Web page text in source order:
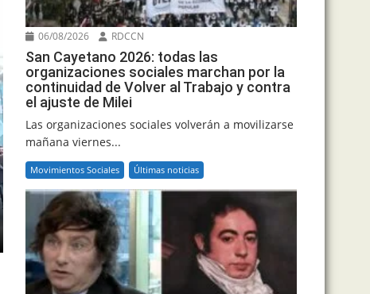
06/08/2026 RDCCN
San Cayetano 2026: todas las
organizaciones sociales marchan por la
continuidad de Volver al Trabajo y contra
el ajuste de Milei
Las organizaciones sociales volverán a movilizarse
mañana viernes...
Movimientos Sociales Últimas noticias